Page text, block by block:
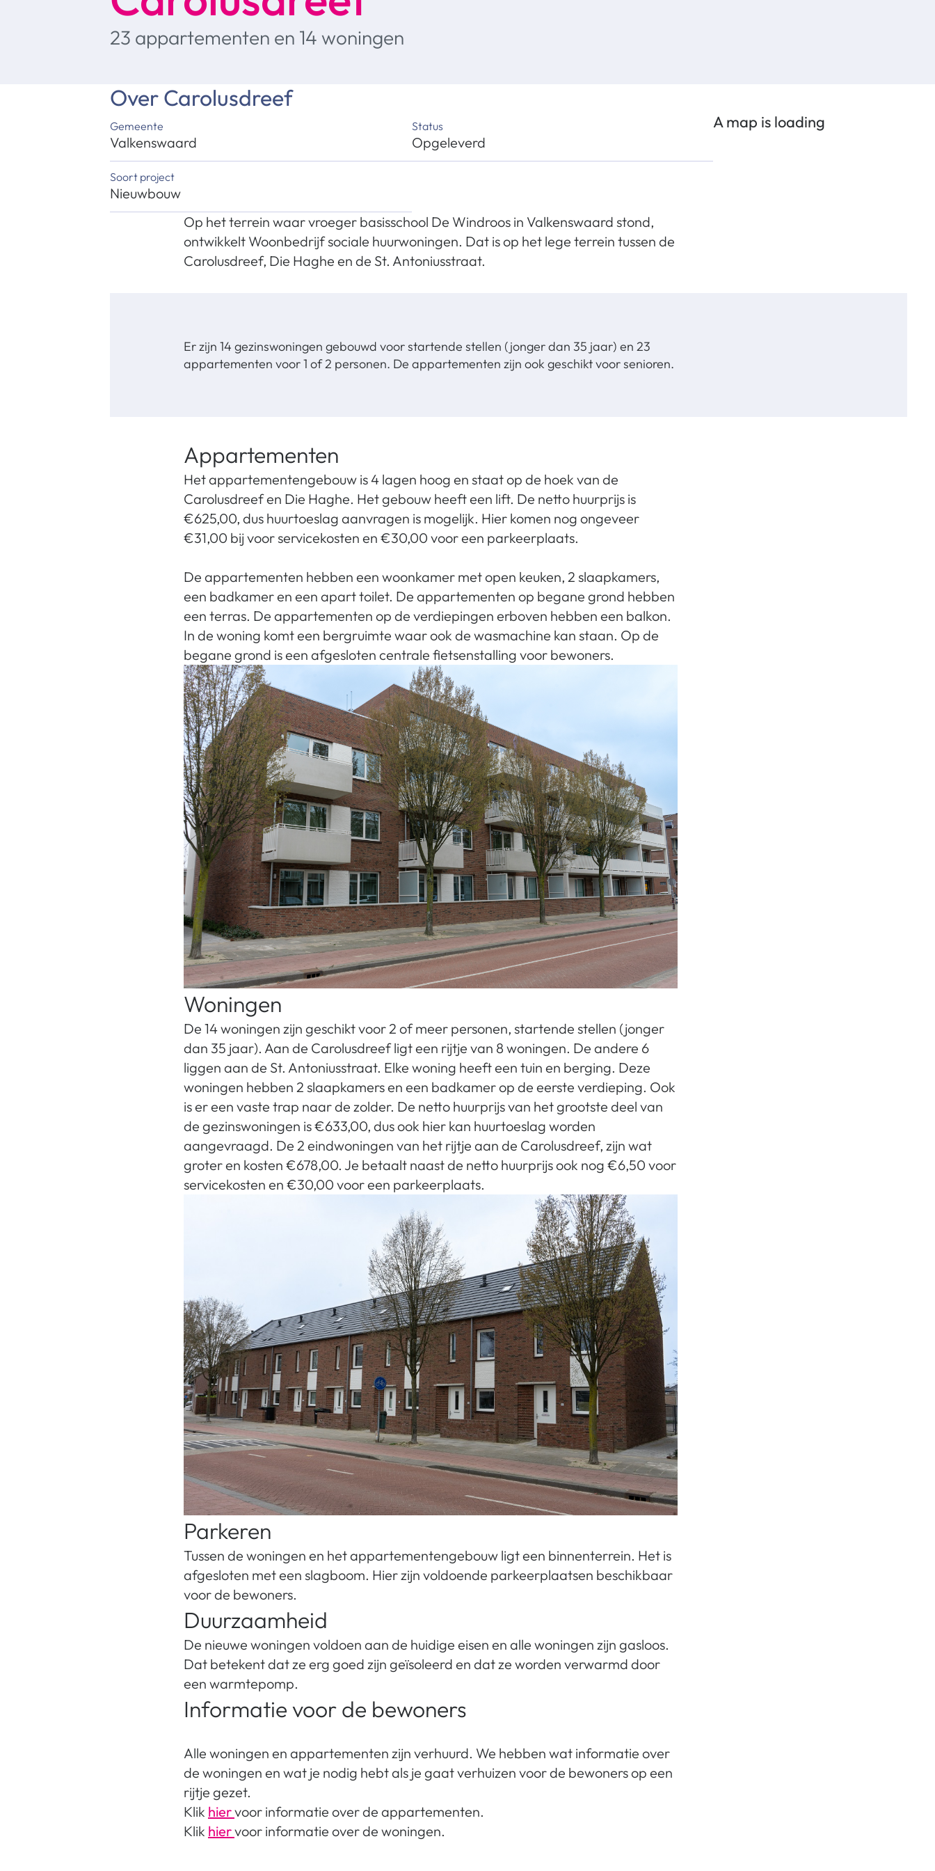
23 appartementen en 14 woningen
Over Carolusdreef
Gemeente
Valkenswaard
Soort project
Nieuwbouw
Status
Opgeleverd
A map is loading
Op het terrein waar vroeger basisschool De Windroos in Valkenswaard stond,
ontwikkelt Woonbedrijf sociale huurwoningen. Dat is op het lege terrein tussen de
Carolusdreef, Die Haghe en de St. Antoniusstraat.
Er zijn 14 gezinswoningen gebouwd voor startende stellen (jonger dan 35 jaar) en 23
appartementen voor 1 of 2 personen. De appartementen zijn ook geschikt voor senioren.
Appartementen
Het appartementengebouw is 4 lagen hoog en staat op de hoek van de
Carolusdreef en Die Haghe. Het gebouw heeft een lift. De netto huurprijs is
€625,00, dus huurtoeslag aanvragen is mogelijk. Hier komen nog ongeveer
€31,00 bij voor servicekosten en €30,00 voor een parkeerplaats.
De appartementen hebben een woonkamer met open keuken, 2 slaapkamers,
een badkamer en een apart toilet. De appartementen op begane grond hebben
een terras. De appartementen op de verdiepingen erboven hebben een balkon.
In de woning komt een bergruimte waar ook de wasmachine kan staan. Op de
begane grond is een afgesloten centrale fietsenstalling voor bewoners.
Woningen
De 14 woningen zijn geschikt voor 2 of meer personen, startende stellen (jonger
dan 35 jaar). Aan de Carolusdreef ligt een rijtje van 8 woningen. De andere 6
liggen aan de St. Antoniusstraat. Elke woning heeft een tuin en berging. Deze
woningen hebben 2 slaapkamers en een badkamer op de eerste verdieping. Ook
is er een vaste trap naar de zolder. De netto huurprijs van het grootste deel van
de gezinswoningen is €633,00, dus ook hier kan huurtoeslag worden
aangevraagd. De 2 eindwoningen van het rijtje aan de Carolusdreef, zijn wat
groter en kosten €678,00. Je betaalt naast de netto huurprijs ook nog €6,50 voor
servicekosten en €30,00 voor een parkeerplaats.
Parkeren
Tussen de woningen en het appartementengebouw ligt een binnenterrein. Het is
afgesloten met een slagboom. Hier zijn voldoende parkeerplaatsen beschikbaar
voor de bewoners.
Duurzaamheid
De nieuwe woningen voldoen aan de huidige eisen en alle woningen zijn gasloos.
Dat betekent dat ze erg goed zijn geïsoleerd en dat ze worden verwarmd door
een warmtepomp.
Informatie voor de bewoners
Alle woningen en appartementen zijn verhuurd. We hebben wat informatie over
de woningen en wat je nodig hebt als je gaat verhuizen voor de bewoners op een
rijtje gezet.
Klik hiervoor informatie over de appartementen.
Klik hiervoor informatie over de woningen.